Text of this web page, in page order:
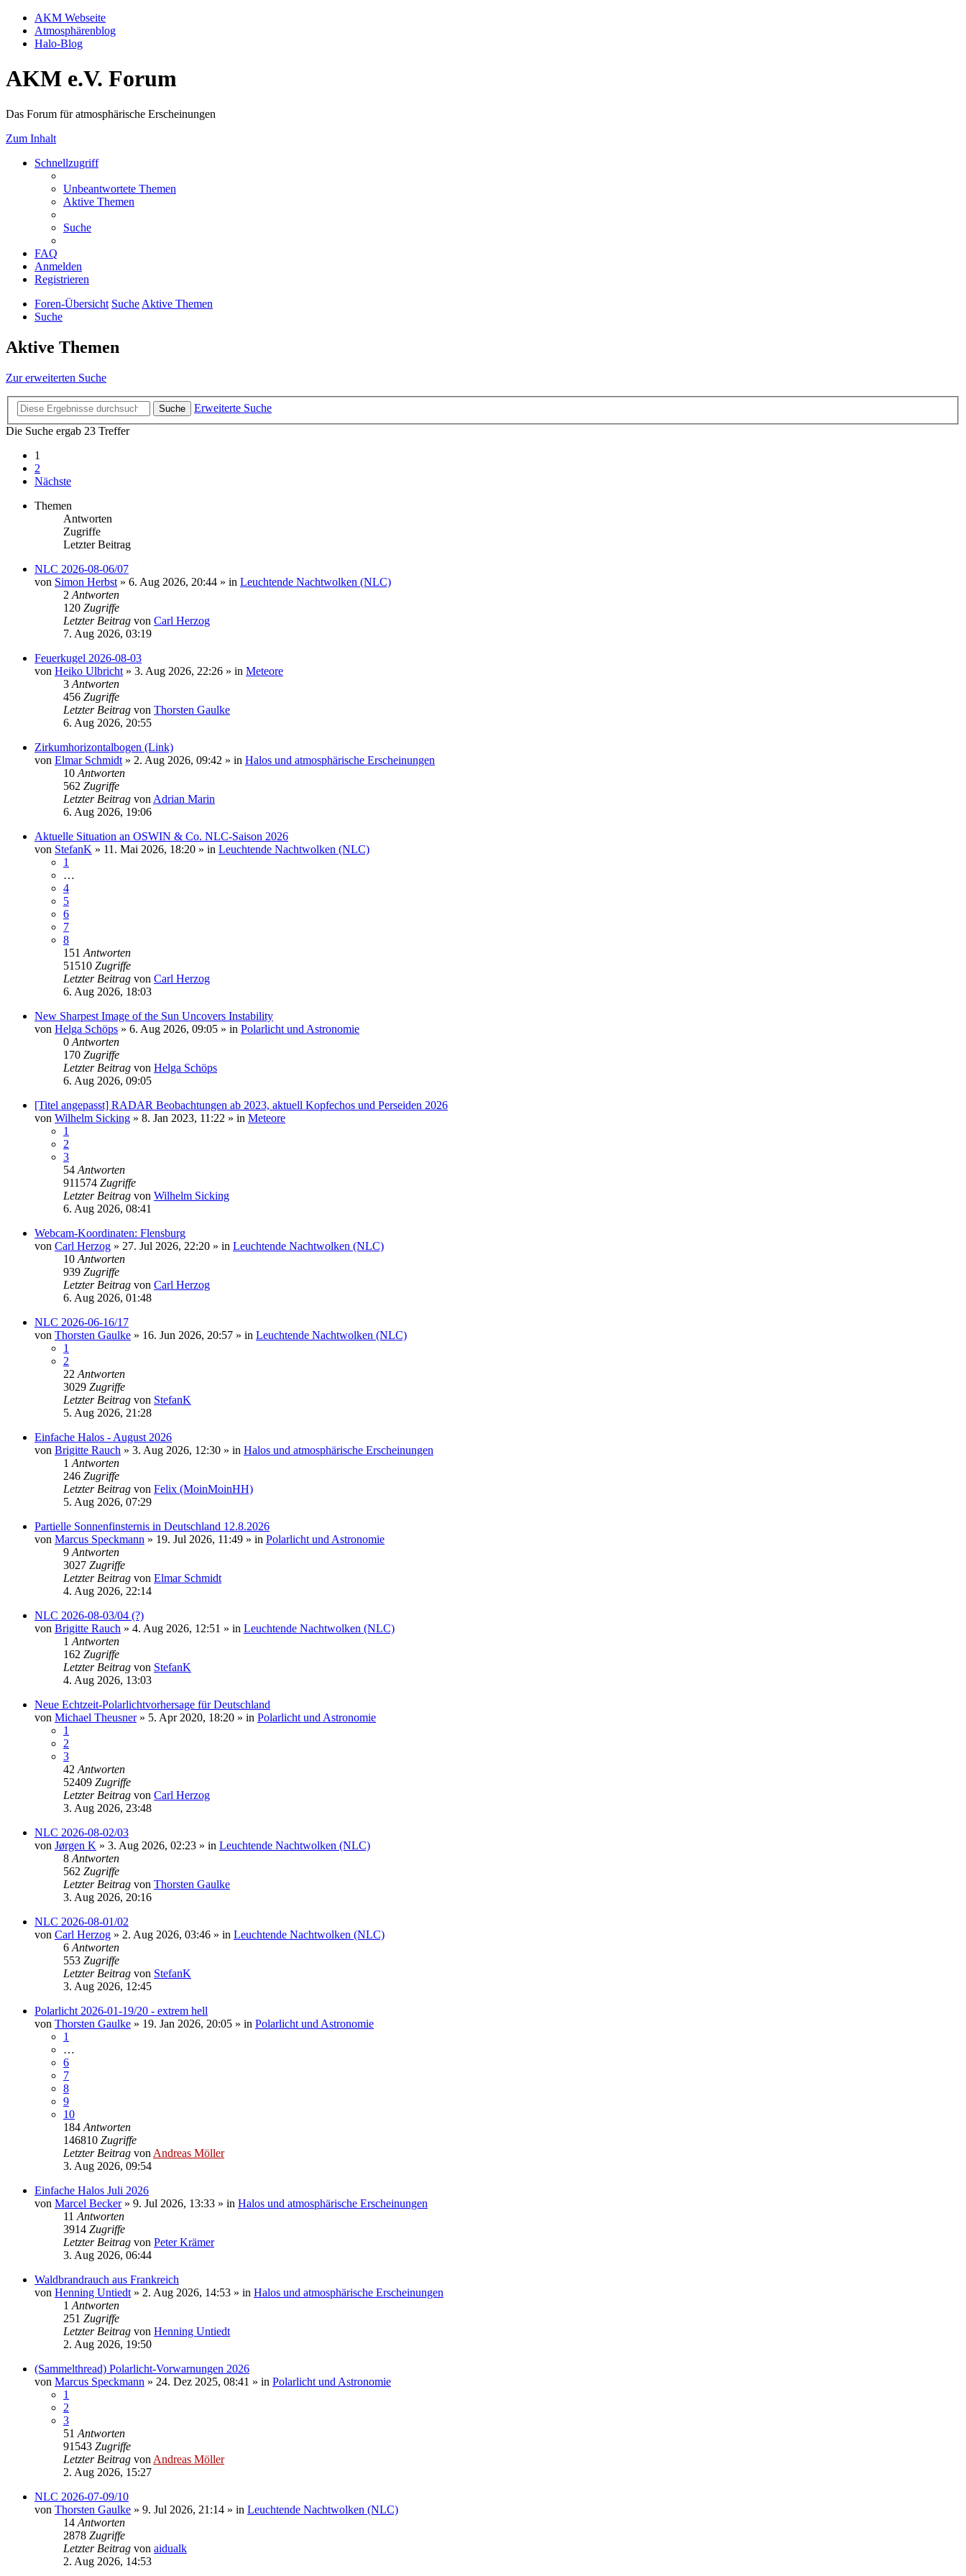
AKM Webseite
Atmosphärenblog
Halo-Blog
AKM e.V. Forum
Das Forum für atmosphärische Erscheinungen
Zum Inhalt
Schnellzugriff
Unbeantwortete Themen
Aktive Themen
Suche
FAQ
Anmelden
Registrieren
Foren-Übersicht Suche Aktive Themen
Suche
Aktive Themen
Zur erweiterten Suche
Suche
Erweiterte Suche
Die Suche ergab 23 Treffer
1
2
Nächste
Themen
Antworten
Zugriffe
Letzter Beitrag
NLC 2026-08-06/07
von Simon Herbst » 6. Aug 2026, 20:44 » in Leuchtende Nachtwolken (NLC)
2 Antworten
120 Zugriffe
Letzter Beitrag von Carl Herzog
7. Aug 2026, 03:19
Feuerkugel 2026-08-03
von Heiko Ulbricht » 3. Aug 2026, 22:26 » in Meteore
3 Antworten
456 Zugriffe
Letzter Beitrag von Thorsten Gaulke
6. Aug 2026, 20:55
Zirkumhorizontalbogen (Link)
von Elmar Schmidt » 2. Aug 2026, 09:42 » in Halos und atmosphärische Erscheinungen
10 Antworten
562 Zugriffe
Letzter Beitrag von Adrian Marin
6. Aug 2026, 19:06
Aktuelle Situation an OSWIN & Co. NLC-Saison 2026
von StefanK » 11. Mai 2026, 18:20 » in Leuchtende Nachtwolken (NLC)
1
…
4
5
6
7
8
151 Antworten
51510 Zugriffe
Letzter Beitrag von Carl Herzog
6. Aug 2026, 18:03
New Sharpest Image of the Sun Uncovers Instability
von Helga Schöps » 6. Aug 2026, 09:05 » in Polarlicht und Astronomie
0 Antworten
170 Zugriffe
Letzter Beitrag von Helga Schöps
6. Aug 2026, 09:05
[Titel angepasst] RADAR Beobachtungen ab 2023, aktuell Kopfechos und Perseiden 2026
von Wilhelm Sicking » 8. Jan 2023, 11:22 » in Meteore
1
2
3
54 Antworten
911574 Zugriffe
Letzter Beitrag von Wilhelm Sicking
6. Aug 2026, 08:41
Webcam-Koordinaten: Flensburg
von Carl Herzog » 27. Jul 2026, 22:20 » in Leuchtende Nachtwolken (NLC)
10 Antworten
939 Zugriffe
Letzter Beitrag von Carl Herzog
6. Aug 2026, 01:48
NLC 2026-06-16/17
von Thorsten Gaulke » 16. Jun 2026, 20:57 » in Leuchtende Nachtwolken (NLC)
1
2
22 Antworten
3029 Zugriffe
Letzter Beitrag von StefanK
5. Aug 2026, 21:28
Einfache Halos - August 2026
von Brigitte Rauch » 3. Aug 2026, 12:30 » in Halos und atmosphärische Erscheinungen
1 Antworten
246 Zugriffe
Letzter Beitrag von Felix (MoinMoinHH)
5. Aug 2026, 07:29
Partielle Sonnenfinsternis in Deutschland 12.8.2026
von Marcus Speckmann » 19. Jul 2026, 11:49 » in Polarlicht und Astronomie
9 Antworten
3027 Zugriffe
Letzter Beitrag von Elmar Schmidt
4. Aug 2026, 22:14
NLC 2026-08-03/04 (?)
von Brigitte Rauch » 4. Aug 2026, 12:51 » in Leuchtende Nachtwolken (NLC)
1 Antworten
162 Zugriffe
Letzter Beitrag von StefanK
4. Aug 2026, 13:03
Neue Echtzeit-Polarlichtvorhersage für Deutschland
von Michael Theusner» 5. Apr 2020, 18:20 » in Polarlicht und Astronomie
1
2
3
42 Antworten
52409 Zugriffe
Letzter Beitrag von Carl Herzog
3. Aug 2026, 23:48
NLC 2026-08-02/03
von Jørgen K » 3. Aug 2026, 02:23 » in Leuchtende Nachtwolken (NLC)
8 Antworten
562 Zugriffe
Letzter Beitrag von Thorsten Gaulke
3. Aug 2026, 20:16
NLC 2026-08-01/02
von Carl Herzog » 2. Aug 2026, 03:46 » in Leuchtende Nachtwolken (NLC)
6 Antworten
553 Zugriffe
Letzter Beitrag von StefanK
3. Aug 2026, 12:45
Polarlicht 2026-01-19/20 - extrem hell
von Thorsten Gaulke » 19. Jan 2026, 20:05 » in Polarlicht und Astronomie
1
…
6
7
8
9
10
184 Antworten
146810 Zugriffe
Letzter Beitrag von Andreas Möller
3. Aug 2026, 09:54
Einfache Halos Juli 2026
von Marcel Becker» 9. Jul 2026, 13:33 » in Halos und atmosphärische Erscheinungen
11 Antworten
3914 Zugriffe
Letzter Beitrag von Peter Krämer
3. Aug 2026, 06:44
Waldbrandrauch aus Frankreich
von Henning Untiedt » 2. Aug 2026, 14:53 » in Halos und atmosphärische Erscheinungen
1 Antworten
251 Zugriffe
Letzter Beitrag von Henning Untiedt
2. Aug 2026, 19:50
(Sammelthread) Polarlicht-Vorwarnungen 2026
von Marcus Speckmann » 24. Dez 2025, 08:41 » in Polarlicht und Astronomie
1
2
3
51 Antworten
91543 Zugriffe
Letzter Beitrag von Andreas Möller
2. Aug 2026, 15:27
NLC 2026-07-09/10
von Thorsten Gaulke » 9. Jul 2026, 21:14 » in Leuchtende Nachtwolken (NLC)
14 Antworten
2878 Zugriffe
Letzter Beitrag von aidualk
2. Aug 2026, 14:53